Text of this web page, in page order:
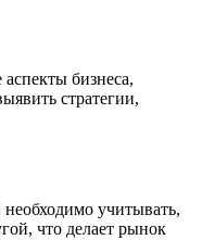
бизнеса,
стратегии,
учитывать,
что делает рынок